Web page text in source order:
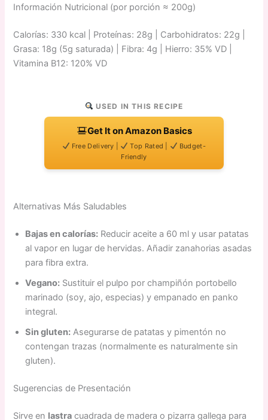
Información Nutricional (por porción ≈ 200g)
Calorías: 330 kcal | Proteínas: 28g | Carbohidratos: 22g |
Grasa: 18g (5g saturada) | Fibra: 4g | Hierro: 35% VD |
Vitamina B12: 120% VD
USED IN THIS RECIPE
Get It on Amazon Basics
Free Delivery | Top Rated |
Budget-
Friendly
Alternativas Más Saludables
Bajas en calorías: Reducir aceite a 60 ml y usar patatas
al vapor en lugar de hervidas. Añadir zanahorias asadas
para fibra extra.
Vegano: Sustituir el pulpo por champiñón portobello
marinado (soy, ajo, especias) y empanado en panko
integral.
Sin gluten: Asegurarse de patatas y pimentón no
contengan trazas (normalmente es naturalmente sin
gluten).
Sugerencias de Presentación
Sirve en lastra cuadrada de madera o pizarra gallega para